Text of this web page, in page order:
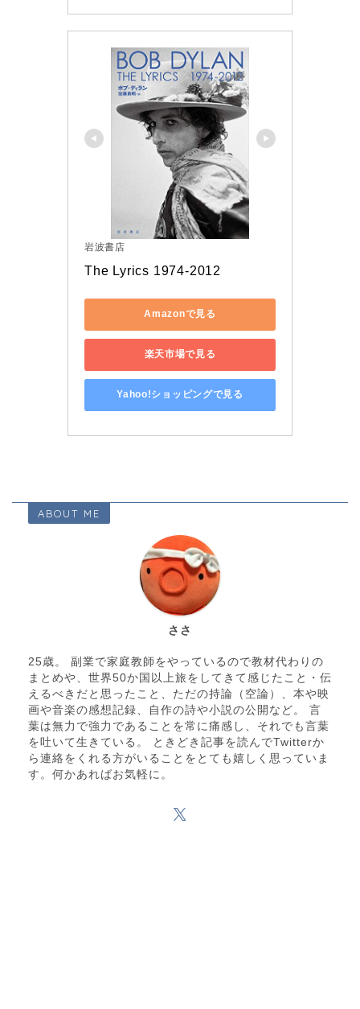
岩波書店
The Lyrics 1974-2012
Amazonで見る
楽天市場で見る
Yahoo!ショッピングで見る
ABOUT ME
ささ
25歳。 副業で家庭教師をやっているので教材代わりの
まとめや、世界50か国以上旅をしてきて感じたこと・伝
えるべきだと思ったこと、ただの持論（空論）、本や映
画や音楽の感想記録、自作の詩や小説の公開など。 言
葉は無力で強力であることを常に痛感し、それでも言葉
を吐いて生きている。 ときどき記事を読んでTwitterか
ら連絡をくれる方がいることをとても嬉しく思っていま
す。何かあればお気軽に。